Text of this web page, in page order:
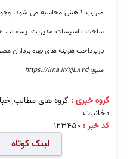
ضریب کاهش محاسبه می شود.
ساخت تاسیسات مدیریت پسماند،
بازپرداخت هزینه های بهره برداران
منبع: https://irna.ir/xjL87d
گروه خبری : گروه های
دخانیات
کد خبر : 123450
لینک کوتاه